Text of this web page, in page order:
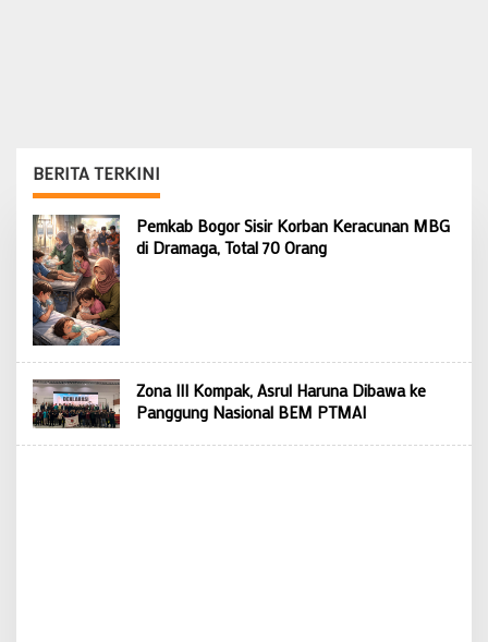
BERITA TERKINI
rasioo.id
Pemkab Bogor Sisir Korban Keracunan MBG
di Dramaga, Total 70 Orang
Zona III Kompak, Asrul Haruna Dibawa ke
Panggung Nasional BEM PTMAI